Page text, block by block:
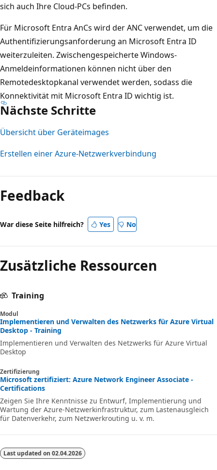
sich auch Ihre Cloud-PCs befinden.
Für Microsoft Entra AnCs wird der ANC verwendet, um die
Authentifizierungsanforderung an Microsoft Entra ID
weiterzuleiten. Zwischengespeicherte Windows-
Anmeldeinformationen können nicht über den
Remotedesktopkanal verwendet werden, sodass die
Konnektivität mit Microsoft Entra ID wichtig ist.
Nächste Schritte
Übersicht über Geräteimages
Erstellen einer Azure-Netzwerkverbindung
Feedback
War diese Seite hilfreich? Yes No
Zusätzliche Ressourcen
Training
Modul
Implementieren und Verwalten des Netzwerks für Azure Virtual
Desktop - Training
Implementieren und Verwalten des Netzwerks für Azure Virtual
Desktop
Zertifizierung
Microsoft zertifiziert: Azure Network Engineer Associate -
Certifications
Zeigen Sie Ihre Kenntnisse zu Entwurf, Implementierung und
Wartung der Azure-Netzwerkinfrastruktur, zum Lastenausgleich
für Datenverkehr, zum Netzwerkrouting u. v. m.
Last updated on 02.04.2026